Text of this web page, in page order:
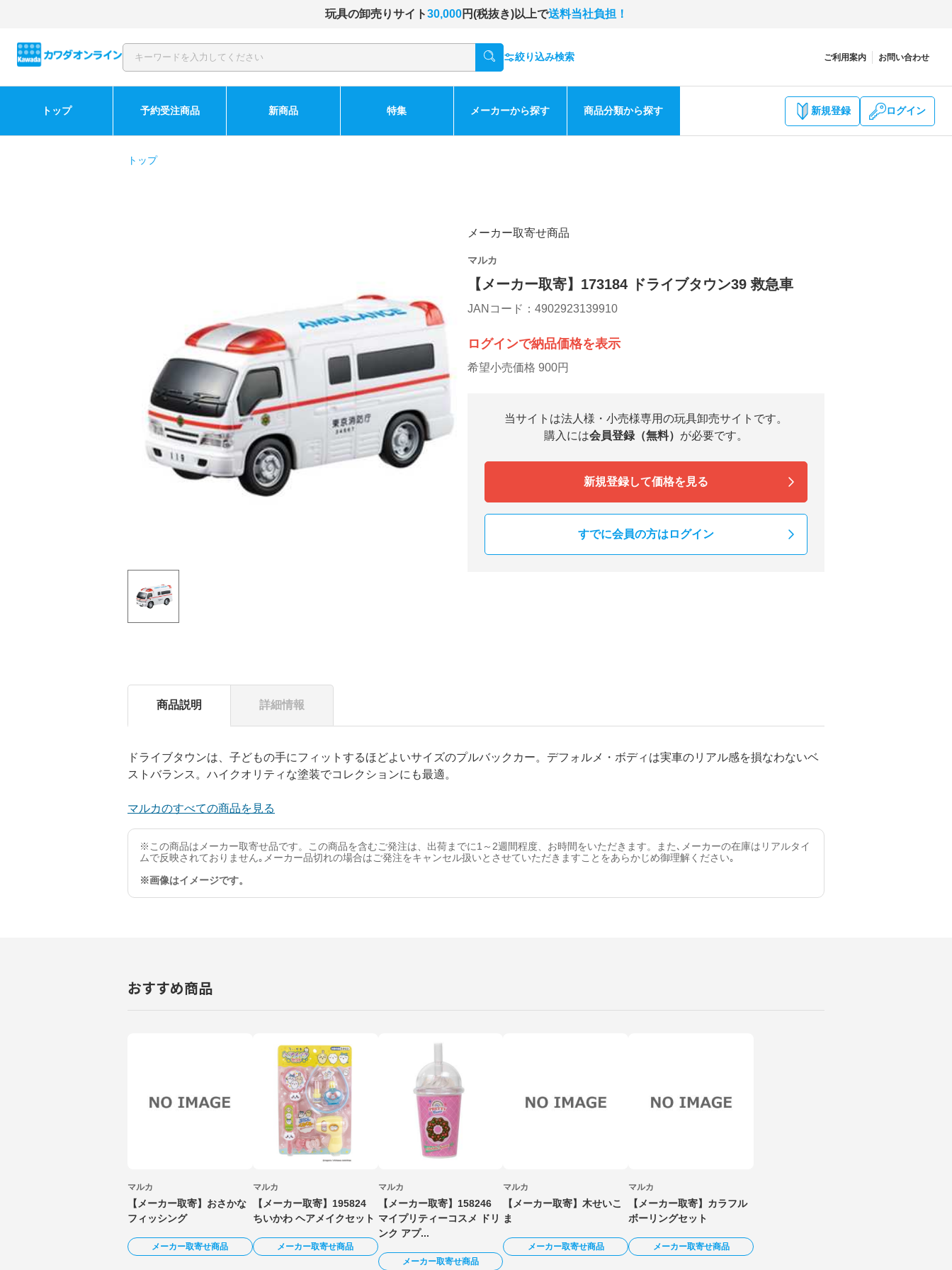
玩具の卸売りサイト30,000円(税抜き)以上で送料当社負担！
絞り込み検索 ご利用案内 お問い合わせ
トップ 予約受注商品 新商品 特集 メーカーから探す 商品分類から探す 新規登録 ログイン
トップ
メーカー取寄せ商品
マルカ
【メーカー取寄】173184 ドライブタウン39 救急車
JANコード：4902923139910
ログインで納品価格を表示
希望小売価格 900円
当サイトは法人様・小売様専用の玩具卸売サイトです。
購入には会員登録（無料） が必要です。
新規登録して価格を見る
すでに会員の方はログイン
商品説明 詳細情報
ドライブタウンは、子どもの手にフィットするほどよいサイズのプルバックカー。デフォルメ・ボディは実車のリアル感を損なわないベ
ストバランス。ハイクオリティな塗装でコレクションにも最適。
マルカのすべての商品を見る
※この商品はメーカー取寄せ品です。この商品を含むご発注は、出荷までに1～2週間程度、お時間をいただきます。また､メーカーの在庫はリアルタイ
ムで反映されておりません｡メーカー品切れの場合はご発注をキャンセル扱いとさせていただきますことをあらかじめ御理解ください｡
※画像はイメージです。
おすすめ商品
マルカ
【メーカー取寄】おさかな
フィッシング
メーカー取寄せ商品
マルカ
【メーカー取寄】195824
ちいかわ ヘアメイクセット
メーカー取寄せ商品
マルカ
【メーカー取寄】158246
マイプリティーコスメ ドリ
ンク アプ...
メーカー取寄せ商品
マルカ
【メーカー取寄】木せいこ
ま
メーカー取寄せ商品
マルカ
【メーカー取寄】カラフル
ボーリングセット
メーカー取寄せ商品